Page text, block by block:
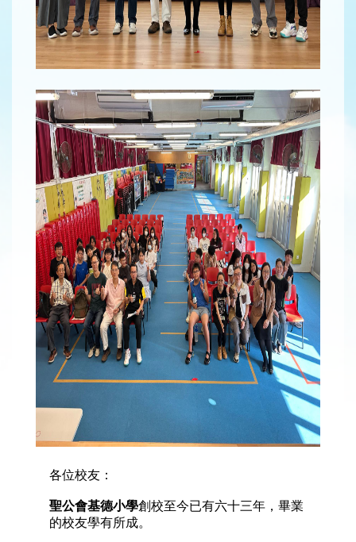
各位校友：
聖公會基德小學創校至今已有六十三年，畢業
的校友學有所成。